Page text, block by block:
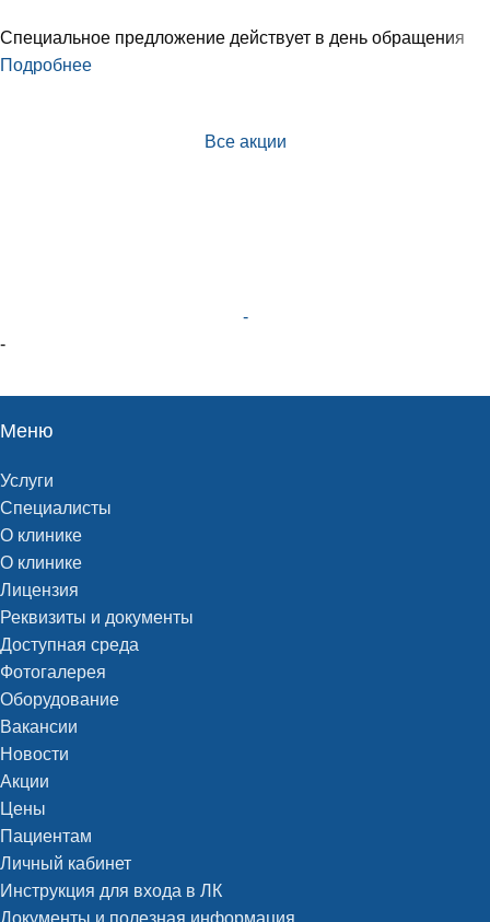
Специальное предложение действует в день обращения
Подробнее
Все акции
-
-
Меню
Услуги
Специалисты
О клинике
О клинике
Лицензия
Реквизиты и документы
Доступная среда
Фотогалерея
Оборудование
Вакансии
Новости
Акции
Цены
Пациентам
Личный кабинет
Инструкция для входа в ЛК
Документы и полезная информация